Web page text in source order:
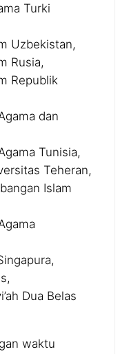
Turki
Uzbekistan,
Rusia,
Republik
dan
Tunisia,
Teheran,
Islam
Dua Belas
waktu